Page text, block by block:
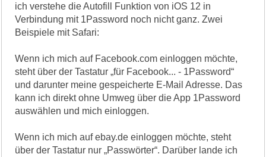
ich verstehe die Autofill Funktion von iOS 12 in
Verbindung mit 1Password noch nicht ganz. Zwei
Beispiele mit Safari:
Wenn ich mich auf Facebook.com einloggen möchte,
steht über der Tastatur „für Facebook... - 1Password“
und darunter meine gespeicherte E-Mail Adresse. Das
kann ich direkt ohne Umweg über die App 1Password
auswählen und mich einloggen.
Wenn ich mich auf ebay.de einloggen möchte, steht
über der Tastatur nur „Passwörter“. Darüber lande ich